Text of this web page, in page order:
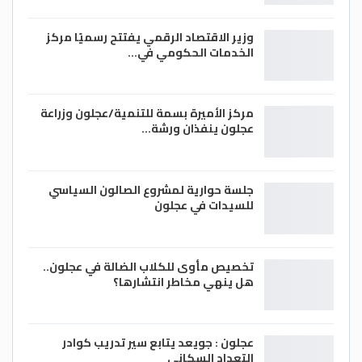
وسياحي وديني مؤكدا أن المعروف من هذه
المواقع لا يتعدى ال عشرة مواقع على أبعد
المومني وفريق المبادرة الذين طرحوا من
جانبهم بعض الأفكار والطروحات لتنشيط
كما أعرب فريق المبادرة عن إستعدادهم
وزير الاقتصاد الرقمي يفتتح رسميًا مركز
الخدمات الحكومي في…
مركز الأميرة بسمة للتنمية/عجلون وزراعة
عجلون ينفذان ورشة…
جلسة حوارية لمشروع الصالون السياسي
للسيدات في عجلون
تخصيص مأوى للكلاب الضالة في عجلون..
هل ينهي مخاطر انتشارها؟
عجلون : جويعد يتابع سير تدريب كوادر